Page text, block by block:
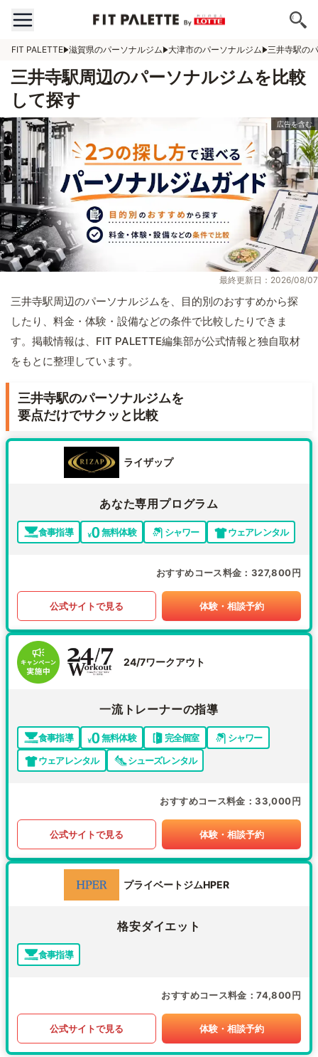
FIT PALETTE 滋賀県のパーソナルジム 大津市のパーソナルジム 三井寺駅の
三井寺駅周辺のパーソナルジムを比較
して探す
最終更新日：2026/08/07
三井寺駅周辺のパーソナルジムを、目的別のおすすめから探
したり、料金・体験・設備などの条件で比較したりできま
す。掲載情報は、FIT PALETTE編集部が公式情報と独自取材
をもとに整理しています。
三井寺駅のパーソナルジムを
要点だけでサクッと比較
ライザップ
あなた専用プログラム
食事指導 無料体験 シャワー ウェアレンタル
おすすめコース料金 327,800円
公式サイトで見る 体験・相談予約
24/7ワークアウト
一流トレーナーの指導
食事指導 無料体験 完全個室
シャワー
ウェアレンタル
シューズレンタル
おすすめコース料金 33,000円
公式サイトで見る 体験・相談予約
プライベートジムHPER
格安ダイエット
食事指導
おすすめコース料金 74,800円
公式サイトで見る 体験・相談予約